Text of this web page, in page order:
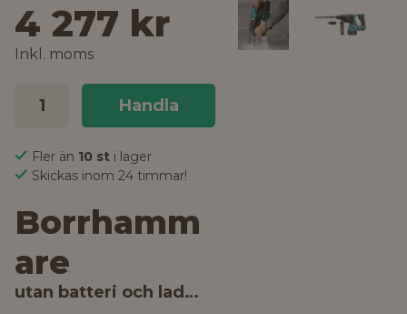
4 277 kr
Inkl. moms
Handla
Fler än 10 st i lager
Skickas inom 24 timmar!
Borrhamm
are
utan batteri och laddare